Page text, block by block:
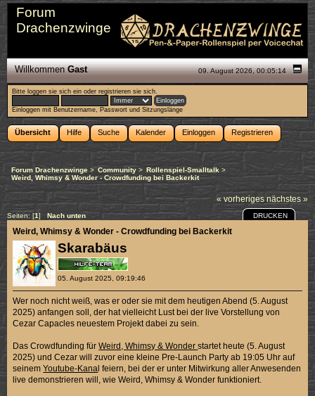
Forum
Drachenzwinge
09. August 2026, 00:05:14
WillkommenGast
Bitte loggen sie sich ein oderregistrieren sie sich.
Einloggen mit Benutzername, Passwort und Sitzungslänge
Übersicht Hilfe Suche Kalender Einloggen Registrieren
Forum Drachenzwinge > Community> Rollenspiel-Smalltalk >
Weird, Whimsy & Wonder - Crowdfunding bei Backerkit
« vorheriges nächstes »
Seiten: [1] Nach unten DRUCKEN
Skarabäus
05. August 2025, 09:19:46
Weird, Whimsy & Wonder - Crowdfunding bei Backerkit
Wer noch nicht weiß, was er oder sie mit dem heutigen Abend (5. August
2025) anfangen soll, der hat vielleicht Lust bei der live Vorstellung von
Cezar Capacles neuestem Projekt dabei zu sein.
Das Crowdfunding fürWeird, Whimsy & Wonderstartet heute (5. August
2025) und Cezar will zuvor eine kleine Pre-Launch Party ab 19:05 Uhr auf
seinemYoutube-Kanal feiern, bei der er unter Mitwirkung aller Anwesenden
live demonstrieren will, wie Weird, Whimsy & Wonder funktioniert.